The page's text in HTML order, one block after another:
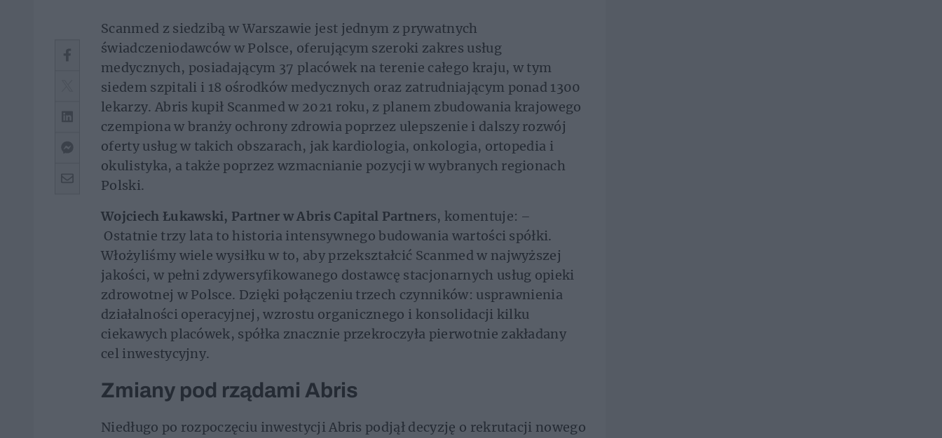
Scanmed z siedzibą w Warszawie jest jednym z prywatnych
świadczeniodawców w Polsce, oferującym szeroki zakres usług
medycznych, posiadającym 37 placówek na terenie całego kraju, w tym
siedem szpitali i 18 ośrodków medycznych oraz zatrudniającym ponad 1300
lekarzy. Abris kupił Scanmed w 2021 roku, z planem zbudowania krajowego
czempiona w branży ochrony zdrowia poprzez ulepszenie i dalszy rozwój
oferty usług w takich obszarach, jak kardiologia, onkologia, ortopedia i
okulistyka, a także poprzez wzmacnianie pozycji w wybranych regionach
Polski.
Wojciech Łukawski, Partner w Abris Capital Partners, komentuje: –
Ostatnie trzy lata to historia intensywnego budowania wartości spółki.
Włożyliśmy wiele wysiłku w to, aby przekształcić Scanmed w najwyższej
jakości, w pełni zdywersyfikowanego dostawcę stacjonarnych usług opieki
zdrowotnej w Polsce. Dzięki połączeniu trzech czynników: usprawnienia
działalności operacyjnej, wzrostu organicznego i konsolidacji kilku
ciekawych placówek, spółka znacznie przekroczyła pierwotnie zakładany
cel inwestycyjny.
Zmiany pod rządami Abris
Niedługo po rozpoczęciu inwestycji Abris podjął decyzję o rekrutacji nowego